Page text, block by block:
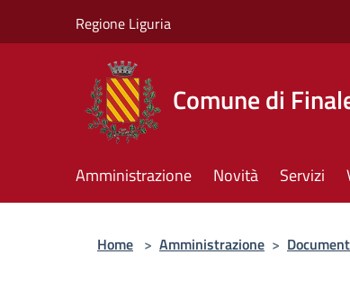
Regione Liguria
Comune di
Amministrazione Novità Servizi
Home > Amministrazione >